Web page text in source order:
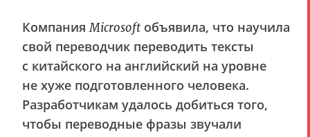
Компания Microsoft объявила, что научила
свой переводчик переводить тексты
с китайского на английский на уровне
не хуже подготовленного человека.
Разработчикам удалось добиться того,
чтобы переводные фразы звучали